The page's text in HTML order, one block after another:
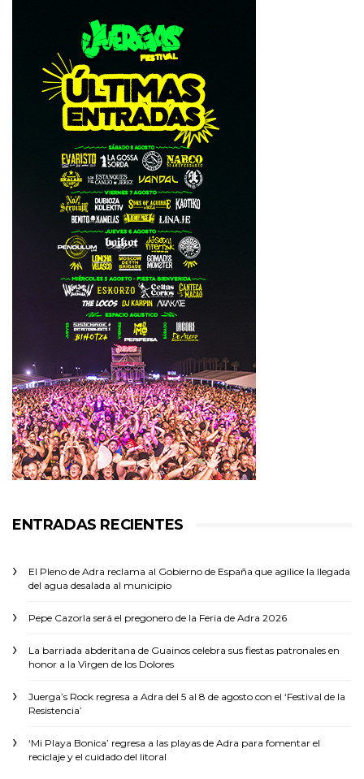
ENTRADAS RECIENTES
El Pleno de Adra reclama al Gobierno de España que agilice la llegada
del agua desalada al municipio
Pepe Cazorla será el pregonero de la Feria de Adra 2026
La barriada abderitana de Guainos celebra sus fiestas patronales en
honor a la Virgen de los Dolores
Juerga’s Rock regresa a Adra del 5 al 8 de agosto con el ‘Festival de la
Resistencia’
‘Mi Playa Bonica’ regresa a las playas de Adra para fomentar el
reciclaje y el cuidado del litoral